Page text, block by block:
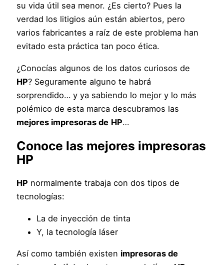
su vida útil sea menor. ¿Es cierto? Pues la
verdad los litigios aún están abiertos, pero
varios fabricantes a raíz de este problema han
evitado esta práctica tan poco ética.
¿Conocías algunos de los datos curiosos de
HP? Seguramente alguno te habrá
sorprendido… y ya sabiendo lo mejor y lo más
polémico de esta marca descubramos las
mejores impresoras de HP…
Conoce las mejores impresoras
HP
HP normalmente trabaja con dos tipos de
tecnologías:
La de inyección de tinta
Y, la tecnología láser
Así como también existen impresoras de